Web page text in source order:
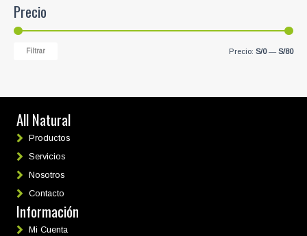
Precio
PP
Filtrar Precio: S/0— S/80
All Natural
Productos
Servicios
Nosotros
Contacto
Información
Mi Cuenta